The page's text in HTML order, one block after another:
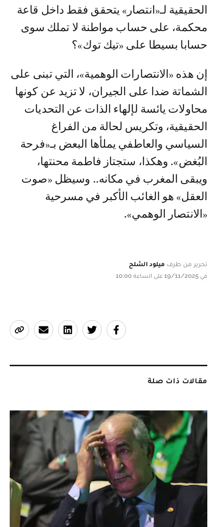
الحقيقية لـ«انتصار» يتحقق فقط داخل قاعة
محكمة، على حساب مواطنة لا تملك سوى
حسابا بسيطا على «تيك توك»؟
إن هذه «الانتصارات الوهمية»، التي تبنى على
الشماتة ضدا على الجيران، لا تزيد عن كونها
محاولات يائسة لإلهاء الذات عن التحديات
الحقيقية، وتكريس لحالة من الفراغ
السياسي والعاطفي يملأها البعض بـ«فرحة
البُغض». وهكذا، ستجتاز فاطمة محنتها،
ويبقى المغرب في مكانه.. وسيظل «صوت
العقل» هو الغائب الأكبر في مسرحية
«الانتصار الوهمي».
تحرير من طرف ميلود الشلح
في 19/11/2025 على الساعة 10:00
مقالات ذات صلة